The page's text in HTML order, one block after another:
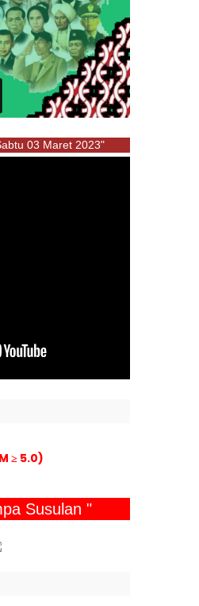
Maret 2023"
≥ 5.0)
Susulan "